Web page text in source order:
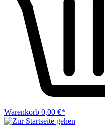
Warenkorb 0,00 €*